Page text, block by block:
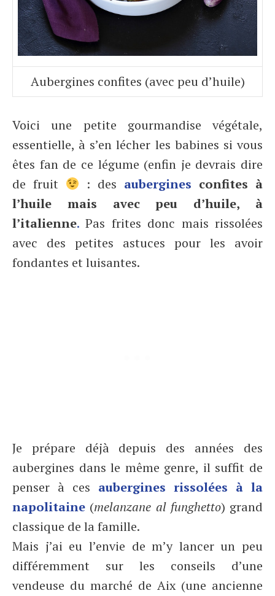
Aubergines confites (avec peu d’huile)
Voici une petite gourmandise végétale,
essentielle, à s’en lécher les babines si vous
êtes fan de ce légume (enfin je devrais dire
de fruit
: des aubergines confites à
l’huile mais avec peu d’huile, à
l’italienne. Pas frites donc mais rissolées
avec des petites astuces pour les avoir
fondantes et luisantes.
Je prépare déjà depuis des années des
aubergines dans le même genre, il suffit de
penser à ces aubergines rissolées à la
napolitaine (melanzane al funghetto) grand
classique de la famille.
Mais j’ai eu l’envie de m’y lancer un peu
différemment sur les conseils d’une
vendeuse du marché de Aix (une ancienne